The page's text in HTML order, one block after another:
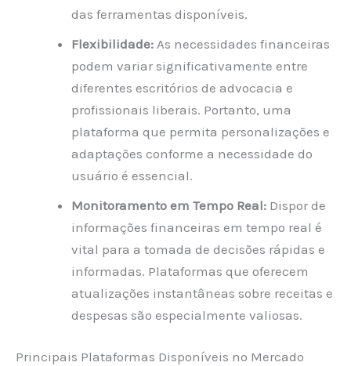
das ferramentas disponíveis.
Flexibilidade: As necessidades financeiras
podem variar significativamente entre
diferentes escritórios de advocacia e
profissionais liberais. Portanto, uma
plataforma que permita personalizações e
adaptações conforme a necessidade do
usuário é essencial.
Monitoramento em Tempo Real: Dispor de
informações financeiras em tempo real é
vital para a tomada de decisões rápidas e
informadas. Plataformas que oferecem
atualizações instantâneas sobre receitas e
despesas são especialmente valiosas.
Principais Plataformas Disponíveis no Mercado